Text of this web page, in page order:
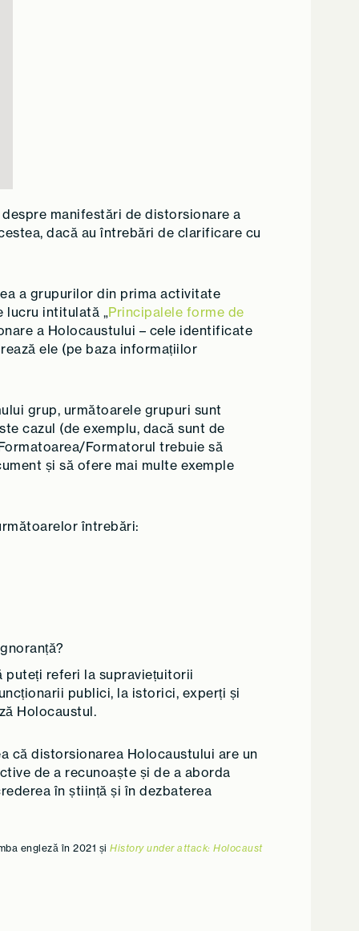
manifestări de distorsionare a
dacă au întrebări de clarificare cu
a grupurilor din prima activitate
lucru intitulată „Principalele forme de
a Holocaustului – cele identificate
ele (pe baza informațiilor
grup, următoarele grupuri sunt
cazul (de exemplu, dacă sunt de
Formatorul trebuie să
și să ofere mai multe exemple
întrebări:
puteți referi la supraviețuitorii
publici, la istorici, experți și
Holocaustul.
că distorsionarea Holocaustului are un
de a recunoaște și de a aborda
în știință și în dezbaterea
engleză în 2021 și History under attack: Holocaust